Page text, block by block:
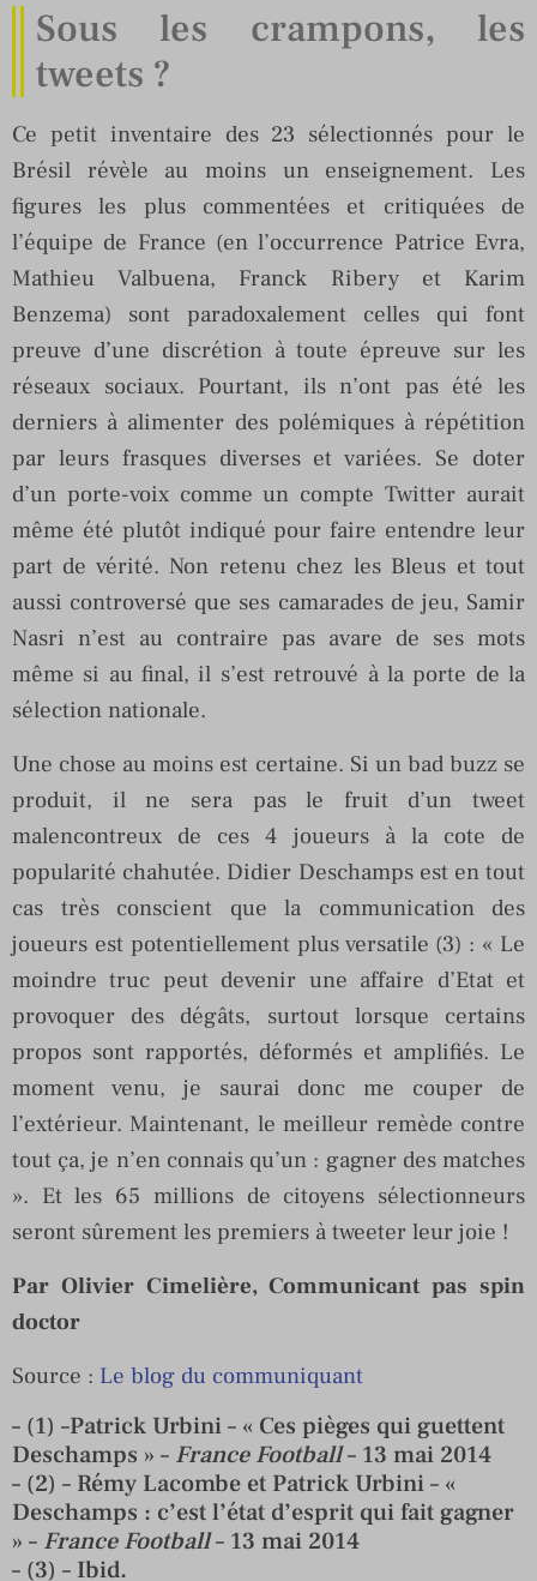
Sous les crampons, les
tweets ?
Ce petit inventaire des 23 sélectionnés pour le
Brésil révèle au moins un enseignement. Les
figures les plus commentées et critiquées de
l’équipe de France (en l’occurrence Patrice Evra,
Mathieu Valbuena, Franck Ribery et Karim
Benzema) sont paradoxalement celles qui font
preuve d’une discrétion à toute épreuve sur les
réseaux sociaux. Pourtant, ils n’ont pas été les
derniers à alimenter des polémiques à répétition
par leurs frasques diverses et variées. Se doter
d’un porte-voix comme un compte Twitter aurait
même été plutôt indiqué pour faire entendre leur
part de vérité. Non retenu chez les Bleus et tout
aussi controversé que ses camarades de jeu, Samir
Nasri n’est au contraire pas avare de ses mots
même si au final, il s’est retrouvé à la porte de la
sélection nationale.
Une chose au moins est certaine. Si un bad buzz se
produit, il ne sera pas le fruit d’un tweet
malencontreux de ces 4 joueurs à la cote de
popularité chahutée. Didier Deschamps est en tout
cas très conscient que la communication des
joueurs est potentiellement plus versatile (3) : « Le
moindre truc peut devenir une affaire d’Etat et
provoquer des dégâts, surtout lorsque certains
propos sont rapportés, déformés et amplifiés. Le
moment venu, je saurai donc me couper de
l’extérieur. Maintenant, le meilleur remède contre
tout ça, je n’en connais qu’un : gagner des matches
». Et les 65 millions de citoyens sélectionneurs
seront sûrement les premiers à tweeter leur joie !
Par Olivier Cimelière, Communicant pas spin
doctor
Source : Le blog du communiquant
– (1) –Patrick Urbini – « Ces pièges qui guettent
Deschamps » – France Football– 13 mai 2014
– (2) – Rémy Lacombe et Patrick Urbini – «
Deschamps : c’est l’état d’esprit qui fait gagner
» – France Football– 13 mai 2014
– (3) – Ibid.